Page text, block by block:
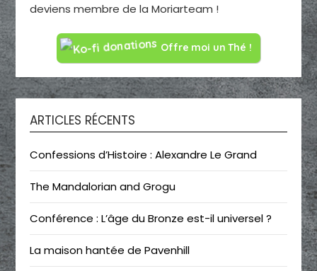
deviens membre de la Moriarteam !
Offre moi un Thé !
ARTICLES RÉCENTS
Confessions d’Histoire : Alexandre Le Grand
The Mandalorian and Grogu
Conférence : L’âge du Bronze est-il universel ?
La maison hantée de Pavenhill